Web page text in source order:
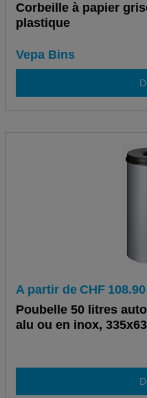
Corbeille à papier
plastique
Vepa Bins
A partir de CHF 108.90
Poubelle 50 litres
alu ou en inox,